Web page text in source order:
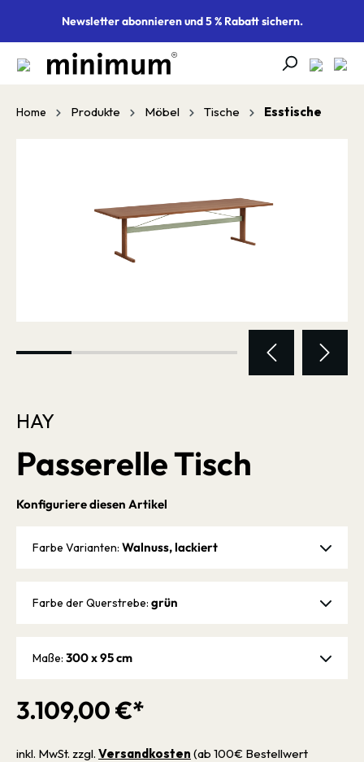
springenNewsletter abonnieren und 5 % Rabatt sichern.
Home Produkte Möbel Tische Esstische
HAY
Passerelle Tisch
3.109,00 €*
inkl. MwSt. zzgl. Versandkosten (ab 100€ Bestellwert
Konfiguriere diesen Artikel
Farbe Varianten: Walnuss, lackiert
Farbe der Querstrebe: grün
Maße: 300 x 95 cm